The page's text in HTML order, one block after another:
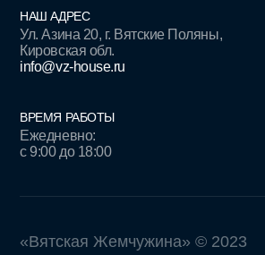
НАШ АДРЕС
Ул. Азина 20, г. Вятские Поляны,
Кировская обл.
info@vz-house.ru
ВРЕМЯ РАБОТЫ
Ежедневно:
c 9:00 до 18:00
«Вятская Жемчужина» © 2023